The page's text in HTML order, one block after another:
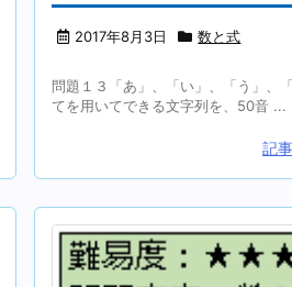
2017年8月3日 数と式
問題１３「あ」、「い」、「う」、
てを用いてできる文字列を、50音 ...
記